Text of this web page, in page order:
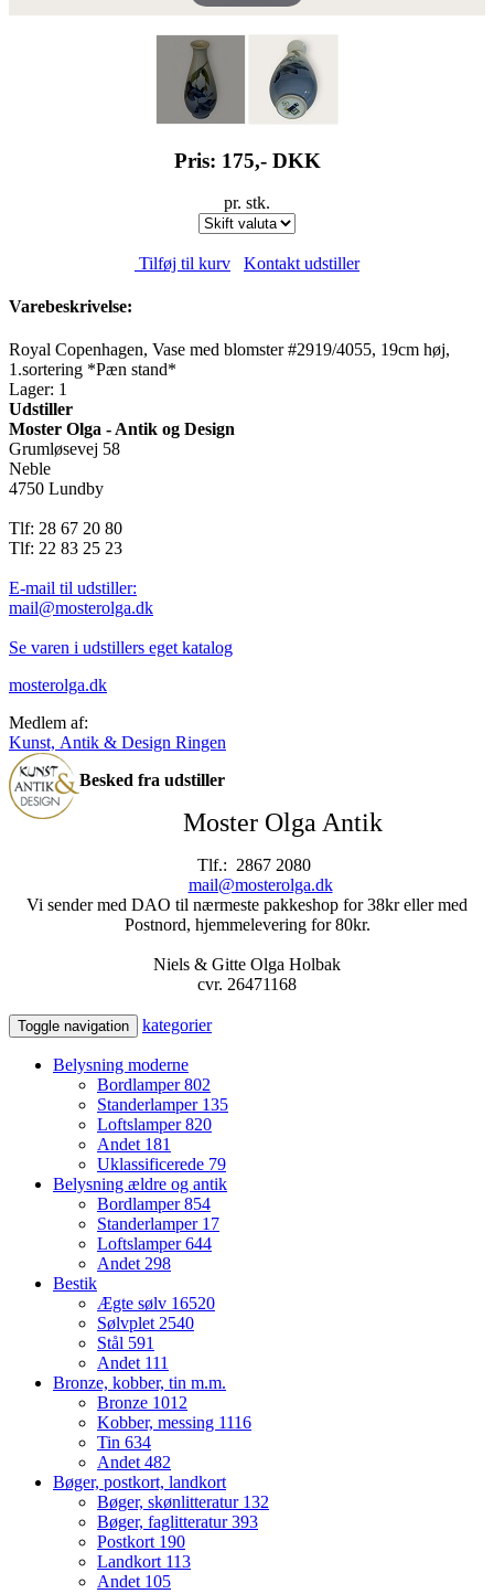
Pris: 175,- DKK
pr. stk.
Tilføj til kurv Kontakt udstiller
Varebeskrivelse:
Royal Copenhagen, Vase med blomster #2919/4055, 19cm høj,
1.sortering *Pæn stand*
Lager: 1
Udstiller
Moster Olga - Antik og Design
Grumløsevej 58
Neble
4750 Lundby
Tlf: 28 67 20 80
Tlf: 22 83 25 23
E-mail til udstiller:
mail@mosterolga.dk
Se varen i udstillers eget katalog
mosterolga.dk
Medlem af:
Kunst, Antik & Design Ringen
Besked fra udstiller
Moster Olga Antik
Tlf.: 2867 2080
mail@mosterolga.dk
Vi sender med DAO til nærmeste pakkeshop for 38kr eller med
Postnord, hjemmelevering for 80kr.
Niels & Gitte Olga Holbak
cvr. 26471168
Toggle navigation kategorier
Belysning moderne
Bordlamper802
Standerlamper 135
Loftslamper820
Andet 181
Uklassificerede 79
Belysning ældre og antik
Bordlamper854
Standerlamper 17
Loftslamper644
Andet298
Bestik
Ægte sølv 16520
Sølvplet2540
Stål 591
Andet 111
Bronze, kobber, tin m.m.
Bronze 1012
Kobber, messing 1116
Tin 634
Andet482
Bøger, postkort, landkort
Bøger, skønlitteratur 132
Bøger, faglitteratur393
Postkort 190
Landkort 113
Andet 105